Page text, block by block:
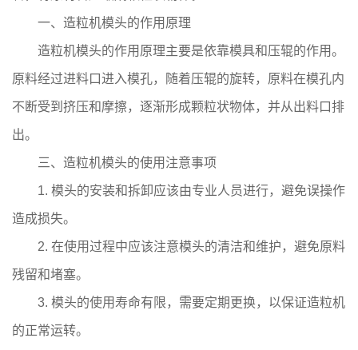
一、造粒机模头的作用原理
造粒机模头的作用原理主要是依靠模具和压辊的作用。
原料经过进料口进入模孔，随着压辊的旋转，原料在模孔内
不断受到挤压和摩擦，逐渐形成颗粒状物体，并从出料口排
出。
三、造粒机模头的使用注意事项
1. 模头的安装和拆卸应该由专业人员进行，避免误操作
造成损失。
2. 在使用过程中应该注意模头的清洁和维护，避免原料
残留和堵塞。
3. 模头的使用寿命有限，需要定期更换，以保证造粒机
的正常运转。